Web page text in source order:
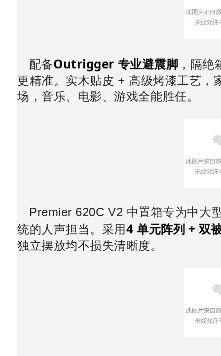
配备Outrigger 专业避震脚 ，隔
更精准。实木贴皮 + 高级烤漆工艺，
场，音乐、电影、游戏全能胜任。
Premier 620C V2 中置箱专为中大
统的人声担当。采用4 单元阵列 + 双
独立摆放均不损失清晰度。